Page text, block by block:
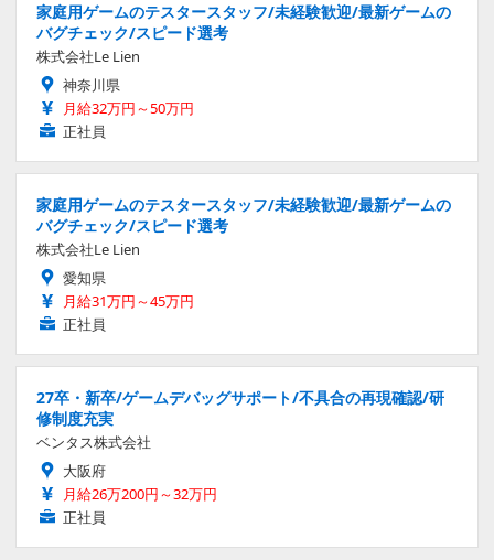
家庭用ゲームのテスタースタッフ/未経験歓迎/最新ゲームの
バグチェック/スピード選考
株式会社Le Lien
神奈川県
月給32万円～50万円
正社員
家庭用ゲームのテスタースタッフ/未経験歓迎/最新ゲームの
バグチェック/スピード選考
株式会社Le Lien
愛知県
月給31万円～45万円
正社員
27卒・新卒/ゲームデバッグサポート/不具合の再現確認/研
修制度充実
ベンタス株式会社
大阪府
月給26万200円～32万円
正社員